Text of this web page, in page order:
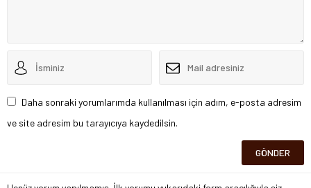
Daha sonraki yorumlarımda kullanılması için adım, e-posta adresim
ve site adresim bu tarayıcıya kaydedilsin.